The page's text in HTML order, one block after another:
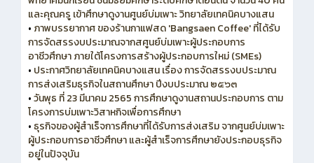
และคุณครู เข้าศึกษาดูงานศูนย์บ่มเพาะ วิทยาลัยเทคนิคบางแสน
• ภาพบรรยากาศ ของร้านกาแฟสด 'Bangsaen Coffee' ที่ได้รับ
การจัดสรรงบประมาณจากสศูนย์บ่มเพาะผู้ประกอบการ
อาชีวศึกษา ภายใต้โครงการสร้างผู้ประกอบการใหม่ (SMEs)
• ประกาศวิทยาลัยเทคนิคบางแสน เรื่อง การจัดสรรงบประมาณ
การส่งเสริมธุรกิจในสถานศึกษา ปีงบประมาณ ๒๕๖๓
•วันพุธ ที่ 23 มีนาคม 2565 การศึกษาดูงานสถานประกอบการ ตาม
โครงการบ่มเพาะวิสาหกิจเพื่อการศึกษา
• ธุรกิจของผู้สำเร็จการศึกษาที่ได้รับการส่งเสริม จากศูนย์บ่มเพาะ
ผู้ประกอบการอาชีวศึกษา และผู้สำเร็จการศึกษายังประกอบธุรกิจ
อยู่ในปัจจุบัน